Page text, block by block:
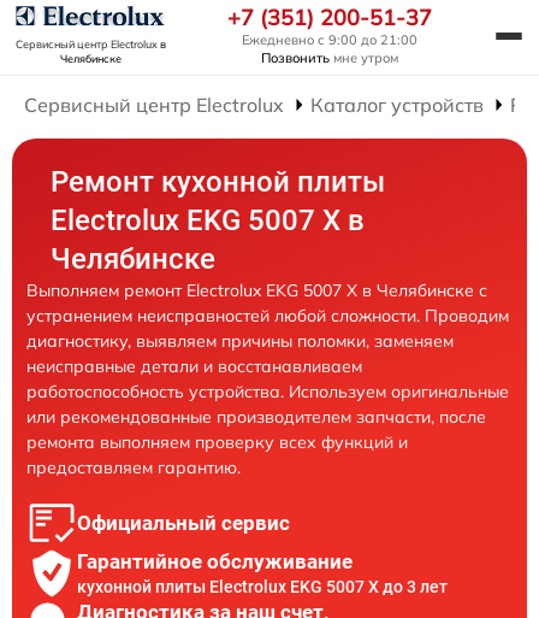
Сервисный центр Electroluxв
Челябинске
+7 (351) 200-51-37
Ежедневно с 9:00 до 21:00
Позвонить мне утром
Сервисный центр Electrolux Каталог устройств
Ремонт кухонной плиты
Electrolux EKG 5007 X в
Челябинске
Выполняем ремонт Electrolux EKG 5007 X в Челябинске с
устранением неисправностей любой сложности. Проводим
диагностику, выявляем причины поломки, заменяем
неисправные детали и восстанавливаем
работоспособность устройства. Используем оригинальные
или рекомендованные производителем запчасти, после
ремонта выполняем проверку всех функций и
предоставляем гарантию.
Официальный сервис
Гарантийное обслуживание
кухонной плиты Electrolux EKG 5007 X до 3 лет
Диагностика за наш счет,